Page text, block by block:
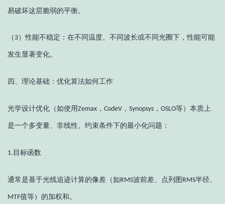
易破坏这层脆弱的平衡。
（ 3）性能不稳定：在不同温度、不同波长或不同光圈下，性能可能
发生显著变化。
四、 理论基础：优化算法如何工作
光学设计优化（如使用Zemax ， CodeV ， Synopsys ， OSLO等）本质上
是一个多变量、非线性、约束条件下的最小化问题：
1. 目标函数
通常是基于光线追迹计算的像差（如RMS波前差、点列图 RMS半径、
MTF值等）的加权和。